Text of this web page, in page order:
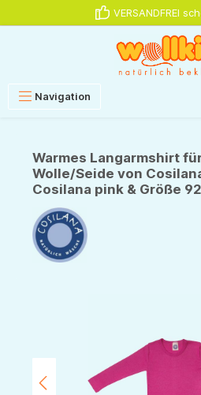
VERSANDFREI
Navigation
Warmes Langarmshirt
Wolle/Seide von
Cosilana pink & Größe 92